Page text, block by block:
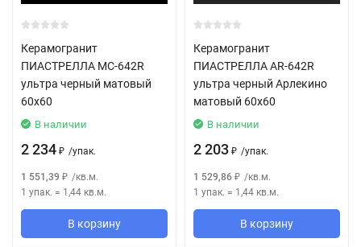
Керамогранит
ПИАСТРЕЛЛА MC-642R
ультра черный матовый
60x60
В наличии
2 234 ₽ /упак.
1 551,39 ₽ /кв.м.
1 упак. = 1,44 кв.м.
В корзину
Керамогранит
ПИАСТРЕЛЛА AR-642R
ультра черный Арлекино
матовый 60x60
В наличии
2 203 ₽ /упак.
1 529,86 ₽ /кв.м.
1 упак. = 1,44 кв.м.
В корзину